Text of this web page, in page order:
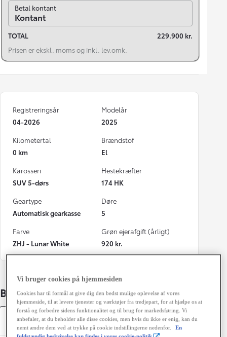
Skift til finansiering
Betal kontant
Kontant
TOTAL
229.900 kr.
Prisen er ekskl. moms og inkl. lev.omk.
Registreringsår
04-2026
Modelår
2025
Kilometertal
0 km
Brændstof
El
Karosseri
SUV 5-dørs
Hestekræfter
174 HK
Geartype
Automatisk gearkasse
Døre
5
Farve
ZHJ - Lunar White
Grøn ejerafgift (årligt)
920 kr.
Bildetaljer
Specifikationer
Vi bruger cookies på hjemmesiden
Cookies har til formål at give dig den bedst mulige oplevelse af vores
hjemmeside, til at levere tjenester og værktøjer fra tredjepart, for at hjælpe os at
forstå og forbedre sidens funktionalitet og til brug for markedsføring. Vi
anbefaler, at du beholder alle disse cookies, men hvis du ikke er enig, kan du
nemt ændre dem ved at trykke på cookie indstillingerne nedenfor.
En